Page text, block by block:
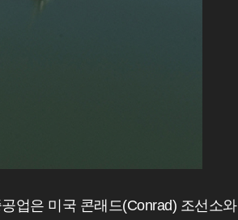
업은 미국 콘래드(Conrad) 조선소와